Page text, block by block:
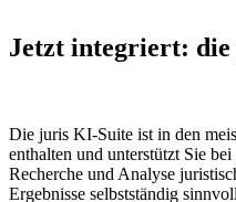
Jetzt integriert:
Die juris KI-Suite ist in den
enthalten und unterstützt Sie bei
Recherche und Analyse
Ergebnisse selbstständig sinnvoll